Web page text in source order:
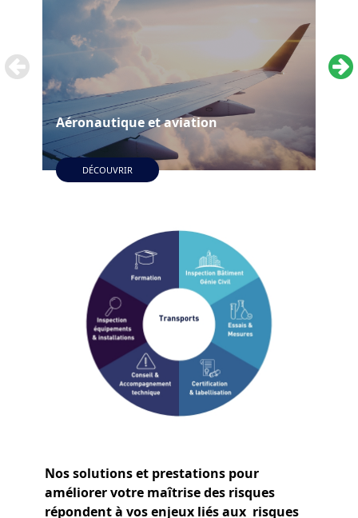
Aéronautique et aviation
DÉCOUVRIR
Nos solutions et prestations pour
améliorer votre maîtrise des risques
répondent à vos enjeux liés aux risques